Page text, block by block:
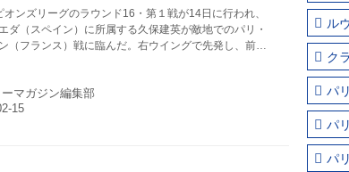
オンズリーグのラウンド16・第１戦が14日に行われ、
ダ（スペイン）に所属する久保建英が敵地でのパリ・
（フランス）戦に臨んだ。右ウイングで先発し、前半
１戦は０−２で敗れた。
マガジン編集部
ル
ク
パ
パ
パ